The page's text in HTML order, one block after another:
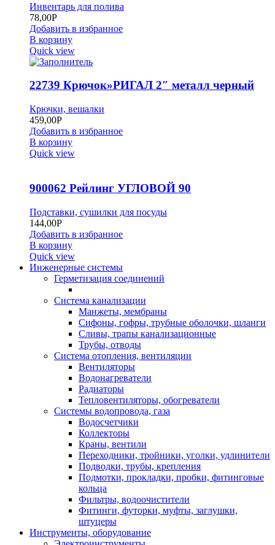
Инвентарь для полива
78,00Р
Добавить в избранное
В корзину
Quick view
22739 Крючок»РИГАЛ 2″ металл черный
Крючки, вешалки
459,00Р
Добавить в избранное
В корзину
Quick view
900062 Рейлинг УГЛОВОЙ 90
Подставки, сушилки для посуды
144,00Р
Добавить в избранное
В корзину
Quick view
Инженерные системы
Герметизация соединений
Система канализации
Манжеты, мембраны
Сифоны, гофры, трубные оболочки, шланги
Сливы, трапы канализационные
Трубы, отводы
Система отопления, вентиляции
Вентиляторы
Водонагреватели
Радиаторы
Тепловентиляторы, обогреватели
Системы водопровода, газа
Водосчетчики
Коллекторы
Краны, вентили
Переходники, тройники, уголки, удлинители
Подводки, трубы, крепления
Подмотки, прокладки, пробки, фитинговые
кольца
Фильтры, водоочистители
Фитинги, футорки, муфты, заглушки,
штуцеры
Инструменты, оборудование